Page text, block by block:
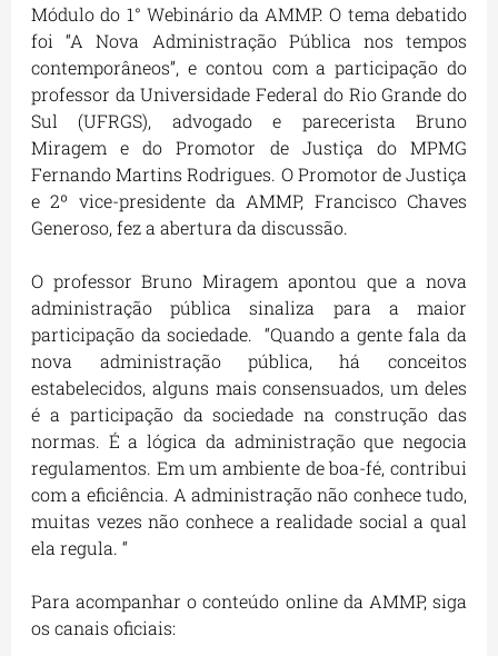
Módulo do 1° Webinário da AMMP. O tema debatido
foi “A Nova Administração Pública nos tempos
contemporâneos”, e contou com a participação do
professor da Universidade Federal do Rio Grande do
Sul (UFRGS), advogado e parecerista Bruno
Miragem e do Promotor de Justiça do MPMG
Fernando Martins Rodrigues. O Promotor de Justiça
e 2º vice-presidente da AMMP, Francisco Chaves
Generoso, fez a abertura da discussão.
O professor Bruno Miragem apontou que a nova
administração pública sinaliza para a maior
participação da sociedade. “Quando a gente fala da
nova administração pública, há conceitos
estabelecidos, alguns mais consensuados, um deles
é a participação da sociedade na construção das
normas. É a lógica da administração que negocia
regulamentos. Em um ambiente de boa-fé, contribui
com a eficiência. A administração não conhece tudo,
muitas vezes não conhece a realidade social a qual
ela regula. “
Para acompanhar o conteúdo online da AMMP, siga
os canais oficiais: